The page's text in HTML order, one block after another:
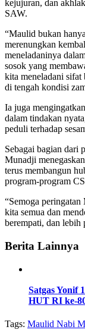
kejujuran, dan
SAW.
“Maulid bukan
merenungkan
meneladaninya
sosok yang
kita meneladani sifat
di tengah kondisi
Ia juga
dalam tindakan
peduli terhadap
Sebagai bagian dari
Munadji
terus membangun
program-program
“Semoga
kita semua dan
berempati, dan lebih
Berita Lainnya
Satgas Yonif
HUT RI ke-
Tags: Maulid Nabi